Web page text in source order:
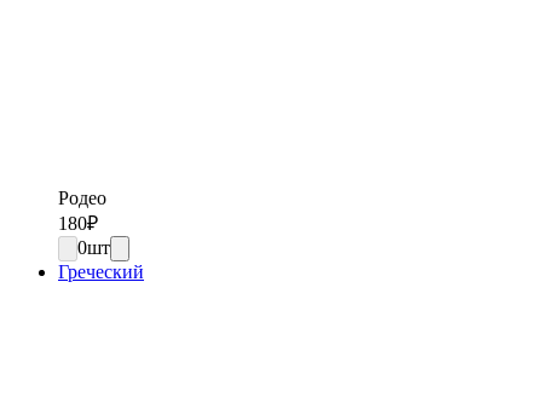
Родео
180₽
0шт
Греческий